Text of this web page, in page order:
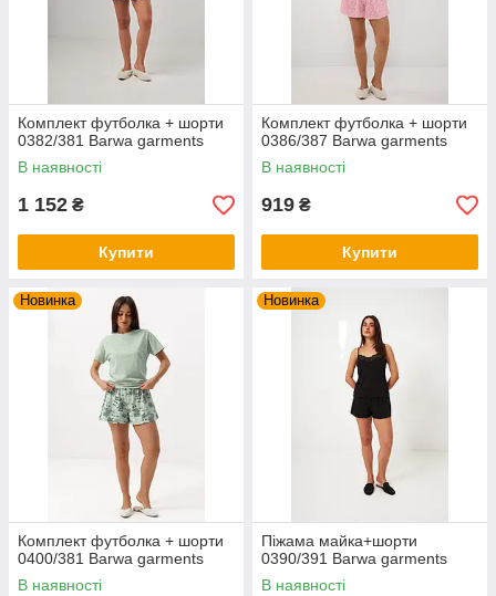
Комплект футболка + шорти
0382/381 Barwa garments
В наявності
1 152 ₴
Купити
Комплект футболка + шорти
0386/387 Barwa garments
В наявності
919 ₴
Купити
Новинка
Комплект футболка + шорти
0400/381 Barwa garments
В наявності
Новинка
Піжама майка+шорти
0390/391 Barwa garments
В наявності